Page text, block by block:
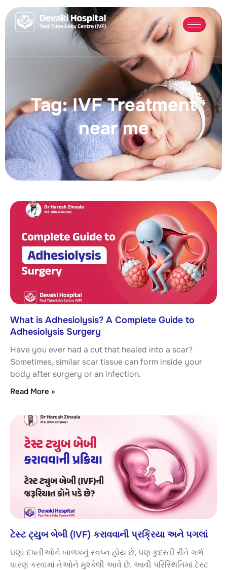
Tag: IVF Treatment
near me
What is Adhesiolysis? A Complete Guide to
Adhesiolysis Surgery
Have you ever had a cut that healed into a scar?
Sometimes, similar scar tissue can form inside your
body after surgery or an infection.
Read More »
ટેસ્ટ ટ્યુબ બેબી (IVF) કરાવવાની પ્રક્રિયા અને પગલાં
ઘણાં દંપતીઓને બાળકનું સ્વપ્ન હોય છે, પણ કુદરતી રીતે ગર્ભ
ધારણ કરવામાં તેઓને મુશ્કેલી આવે છે. આવી પરિસ્થિતિમાં ટેસ્ટ